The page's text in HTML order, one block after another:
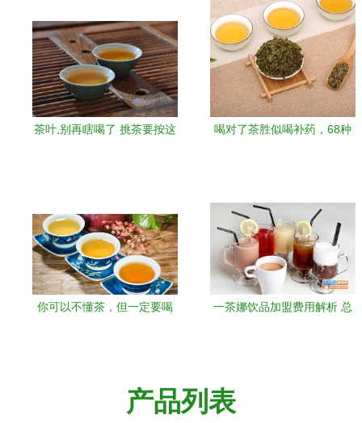
茶叶,别再瞎喝了 挑茶要按这
喝对了茶胜似喝补药，68种
你可以不懂茶，但一定要喝
一茶娜饮品加盟费用解析 总
产品列表